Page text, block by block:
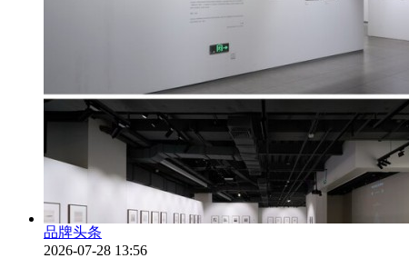
品牌头条
2026-07-28 13:56